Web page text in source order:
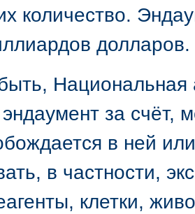
количество.
долларов.
Национальная
эндаумент за
в ней
в частности,
клетки,